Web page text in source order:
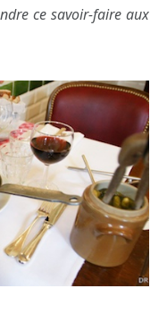
ce savoir-faire aux